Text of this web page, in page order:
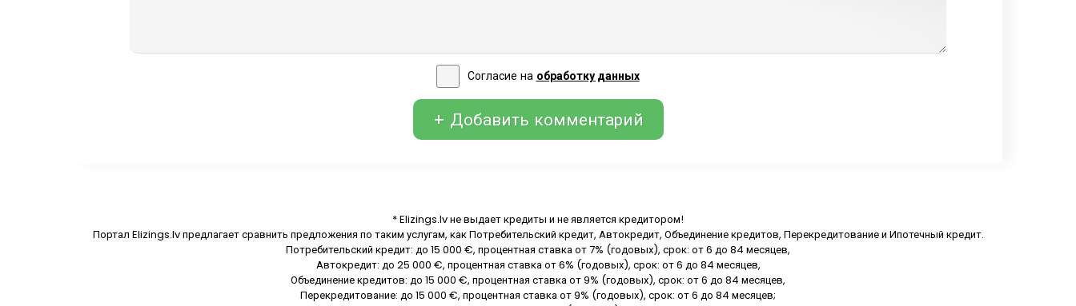
Согласие на обработку данных
+ Добавить комментарий
* Elizings.lv не выдает кредиты и не является кредитором!
Портал Elizings.lv предлагает сравнить предложения по таким услугам, как Потребительский кредит, Автокредит, Объединение кредитов, Перекредитование и Ипотечный кредит.
Потребительский кредит: до 15 000 €, процентная ставка от 7% (годовых), срок: от 6 до 84 месяцев,
Автокредит: до 25 000 €, процентная ставка от 6% (годовых), срок: от 6 до 84 месяцев,
Объединение кредитов: до 15 000 €, процентная ставка от 9% (годовых), срок: от 6 до 84 месяцев,
Перекредитование: до 15 000 €, процентная ставка от 9% (годовых), срок: от 6 до 84 месяцев;